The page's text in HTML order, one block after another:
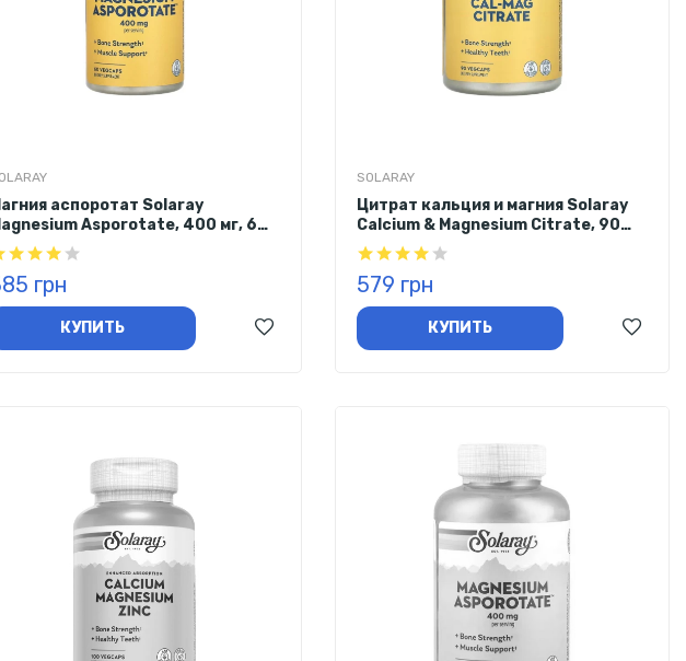
аспоротат Solaray
Asporotate, 400 мг, 60
грн
КУПИТЬ
SOLARAY
Цитрат кальция и магния Solaray
Calcium & Magnesium Citrate, 90
капсул
579 грн
КУПИТЬ